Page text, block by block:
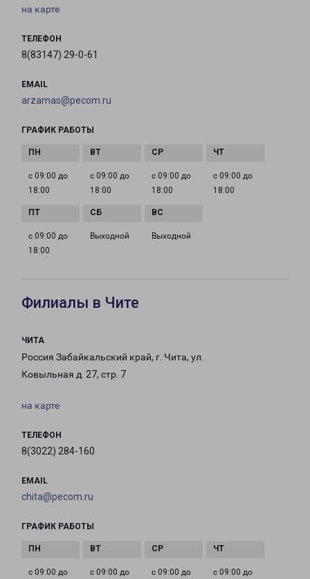
на карте
ТЕЛЕФОН
8(83147) 29-0-61
EMAIL
arzamas@pecom.ru
ГРАФИК РАБОТЫ
с 09:00 до
18:00
с 09:00 до
18:00
с 09:00 до
18:00
с 09:00 до
18:00
с 09:00 до
18:00
Выходной Выходной
Филиалы в Чите
ЧИТА
Россия Забайкальский край, г. Чита, ул.
Ковыльная д. 27, стр. 7
на карте
ТЕЛЕФОН
8(3022) 284-160
EMAIL
chita@pecom.ru
ГРАФИК РАБОТЫ
с 09:00 до с 09:00 до с 09:00 до с 09:00 до